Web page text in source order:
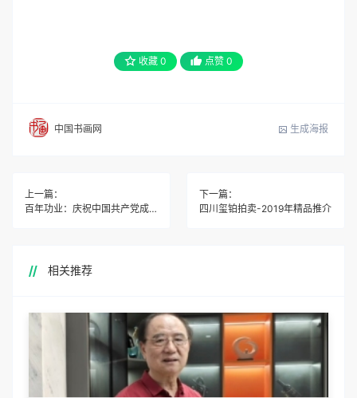
收藏 0 点赞 0
中国书画网 生成海报
上一篇：
百年功业：庆祝中国共产党成立100周年特展
下一篇：
四川玺铂拍卖-2019年精品推介
相关推荐